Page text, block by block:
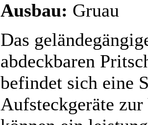
Ausbau: Gruau
Das
abdeckbaren
befindet sich eine
Aufsteckgeräte